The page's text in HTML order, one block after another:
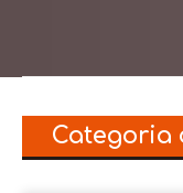
Categoria